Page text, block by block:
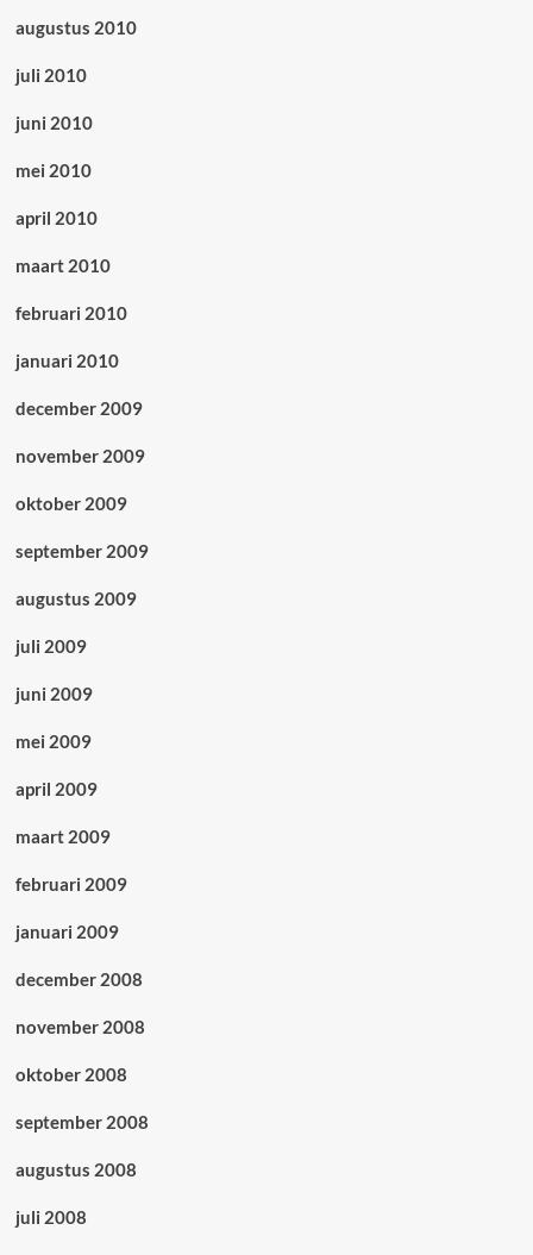
augustus 2010
juli 2010
juni 2010
mei 2010
april 2010
maart 2010
februari 2010
januari 2010
december 2009
november 2009
oktober 2009
september 2009
augustus 2009
juli 2009
juni 2009
mei 2009
april 2009
maart 2009
februari 2009
januari 2009
december 2008
november 2008
oktober 2008
september 2008
augustus 2008
juli 2008